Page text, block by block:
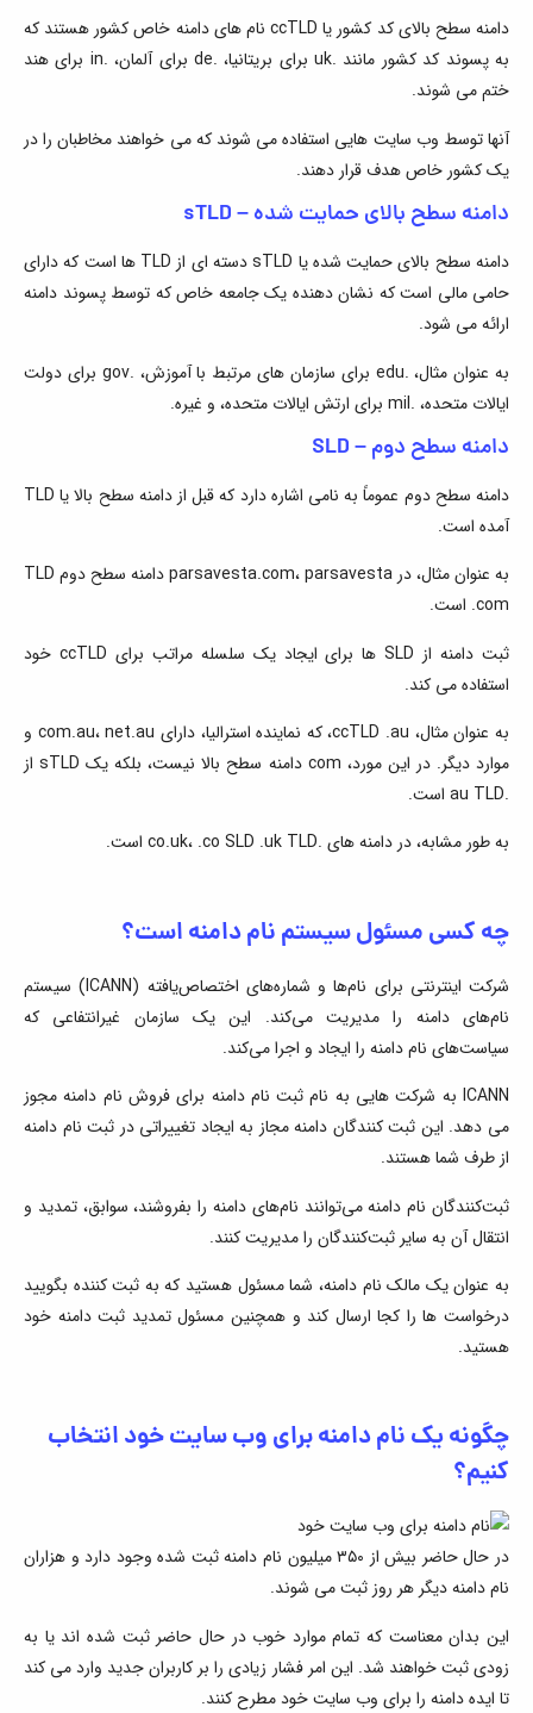
دامنه سطح بالای کد کشور یا ccTLD نام های دامنه خاص کشور هستند که
به پسوند کد کشور مانند .uk برای بریتانیا، .de برای آلمان، .in برای هند
ختم می شوند.
آنها توسط وب سایت هایی استفاده می شوند که می خواهند مخاطبان را در
یک کشور خاص هدف قرار دهند.
دامنه سطح بالای حمایت شده – sTLD
دامنه سطح بالای حمایت شده یا sTLD دسته ای از TLD ها است که دارای
حامی مالی است که نشان دهنده یک جامعه خاص که توسط پسوند دامنه
ارائه می شود.
به عنوان مثال، .edu برای سازمان های مرتبط با آموزش، .gov برای دولت
ایالات متحده، .mil برای ارتش ایالات متحده، و غیره.
دامنه سطح دوم – SLD
دامنه سطح دوم عموماً به نامی اشاره دارد که قبل از دامنه سطح بالا یا TLD
آمده است.
به عنوان مثال، در parsavesta.com، parsavesta دامنه سطح دوم TLD
.com است.
ثبت دامنه از SLD ها برای ایجاد یک سلسله مراتب برای ccTLD خود
استفاده می کند.
به عنوان مثال، ccTLD .au، که نماینده استرالیا، دارای com.au، net.au و
موارد دیگر. در این مورد، com دامنه سطح بالا نیست، بلکه یک sTLD از
.au TLD است.
به طور مشابه، در دامنه های .co.uk، .co SLD .uk TLD است.
چه کسی مسئول سیستم نام دامنه است؟
شرکت اینترنتی برای نام‌ها و شماره‌های اختصاص‌یافته (ICANN) سیستم
نام‌های دامنه را مدیریت می‌کند. این یک سازمان غیرانتفاعی که
سیاست‌های نام دامنه را ایجاد و اجرا می‌کند.
ICANN به شرکت هایی به نام ثبت نام دامنه برای فروش نام دامنه مجوز
می دهد. این ثبت کنندگان دامنه مجاز به ایجاد تغییراتی در ثبت نام دامنه
از طرف شما هستند.
ثبت‌کنندگان نام دامنه می‌توانند نام‌های دامنه را بفروشند، سوابق، تمدید و
انتقال آن به سایر ثبت‌کنندگان را مدیریت کنند.
به عنوان یک مالک نام دامنه، شما مسئول هستید که به ثبت کننده بگویید
درخواست ها را کجا ارسال کند و همچنین مسئول تمدید ثبت دامنه خود
هستید.
چگونه یک نام دامنه برای وب سایت خود انتخاب
کنیم؟
در حال حاضر بیش از ۳۵۰ میلیون نام دامنه ثبت شده وجود دارد و هزاران
نام دامنه دیگر هر روز ثبت می شوند.
این بدان معناست که تمام موارد خوب در حال حاضر ثبت شده اند یا به
زودی ثبت خواهند شد. این امر فشار زیادی را بر کاربران جدید وارد می کند
تا ایده دامنه را برای وب سایت خود مطرح کنند.